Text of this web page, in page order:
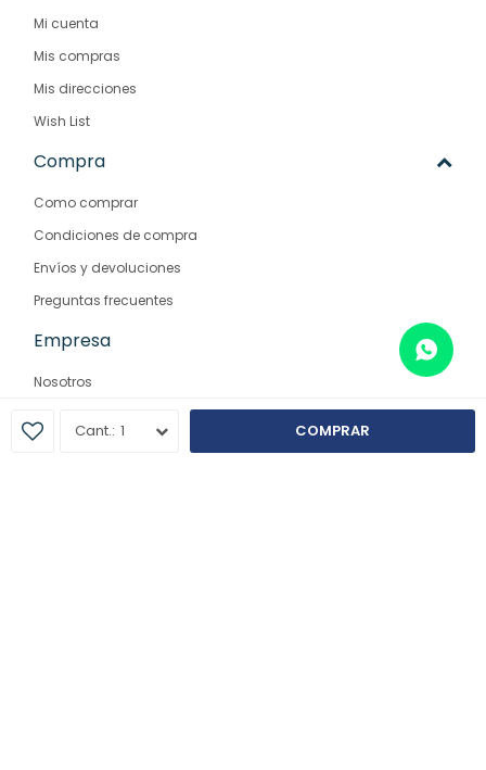
1 COMPRAR
Mi cuenta
Mis compras
Mis direcciones
Wish List
Compra
Como comprar
Condiciones de compra
Envíos y devoluciones
Preguntas frecuentes
Empresa
Nosotros